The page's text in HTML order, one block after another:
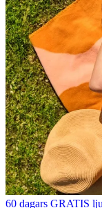
60 dagars GRATIS